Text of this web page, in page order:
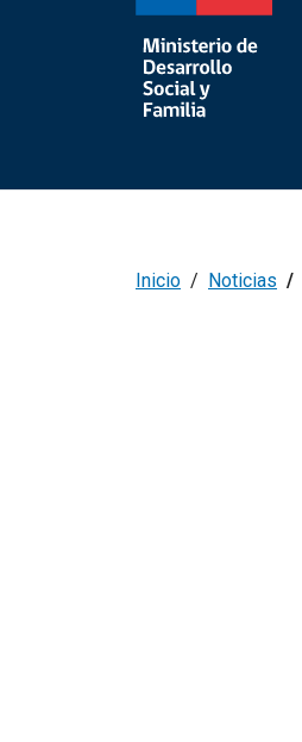
Inicio Noticias